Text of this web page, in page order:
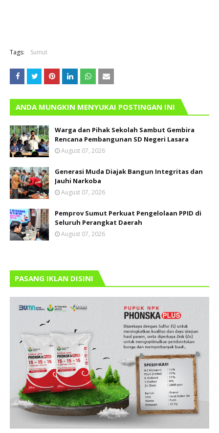
Tags: Sumut
ANDA MUNGKIN MENYUKAI POSTINGAN INI
Warga dan Pihak Sekolah Sambut Gembira
Rencana Pembangunan SD Negeri Lasara
August 07, 2026
Generasi Muda Diajak Bangun Integritas dan
Jauhi Narkoba
August 07, 2026
Pemprov Sumut Perkuat Pengelolaan PPID di
Seluruh Perangkat Daerah
August 07, 2026
PASANG IKLAN DISINI